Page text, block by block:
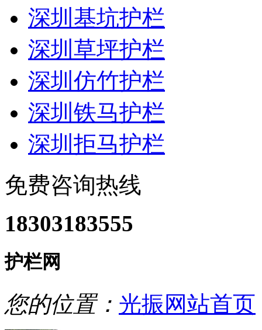
深圳基坑护栏
深圳草坪护栏
深圳仿竹护栏
深圳铁马护栏
深圳拒马护栏
免费咨询热线
18303183555
护栏网
您的位置： 光振网站首页